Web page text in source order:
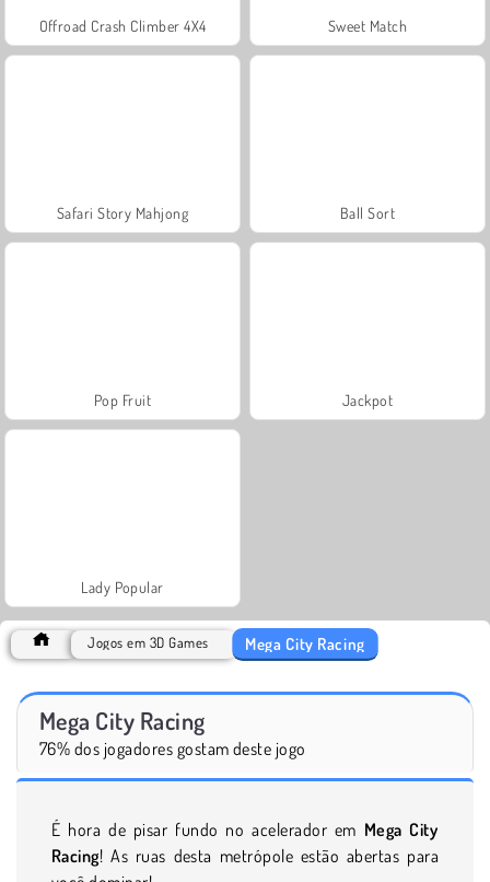
Offroad Crash Climber 4X4 Sweet Match
Safari Story Mahjong Ball Sort
Pop Fruit Jackpot
Lady Popular
Jogos em 3D Games Mega City Racing
Mega City Racing
76% dos jogadores gostam deste jogo
É hora de pisar fundo no acelerador em Mega City
Racing! As ruas desta metrópole estão abertas para